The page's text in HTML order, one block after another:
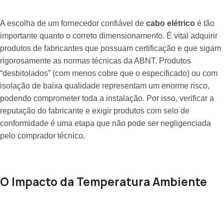
A escolha de um fornecedor confiável de cabo elétrico é tão
importante quanto o correto dimensionamento. É vital adquirir
produtos de fabricantes que possuam certificação e que sigam
rigorosamente as normas técnicas da ABNT. Produtos
“desbitolados” (com menos cobre que o especificado) ou com
isolação de baixa qualidade representam um enorme risco,
podendo comprometer toda a instalação. Por isso, verificar a
reputação do fabricante e exigir produtos com selo de
conformidade é uma etapa que não pode ser negligenciada
pelo comprador técnico.
O Impacto da Temperatura Ambiente